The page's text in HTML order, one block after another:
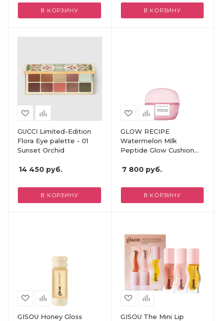
В КОРЗИНУ В КОРЗИНУ
GUCCI Limited-Edition
Flora Eye palette - 01
Sunset Orchid
14 450 руб.
В КОРЗИНУ
GLOW RECIPE
Watermelon Milk
Peptide Glow Cushion
7 800руб.
В КОРЗИНУ
GISOU Honey Gloss
GISOU The Mini Lip